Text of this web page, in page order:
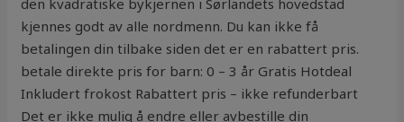
den kvadratiske bykjernen i Sørlandets hovedstad
kjennes godt av alle nordmenn. Du kan ikke få
betalingen din tilbake siden det er en rabattert pris.
betale direkte pris for barn: 0 – 3 år Gratis Hotdeal
Inkludert frokost Rabattert pris – ikke refunderbart
Det er ikke mulig å endre eller avbestille din